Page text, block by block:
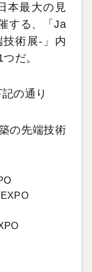
本最大の見
する、「Ja
技術展-」内
だ。
の通り
の先端技術